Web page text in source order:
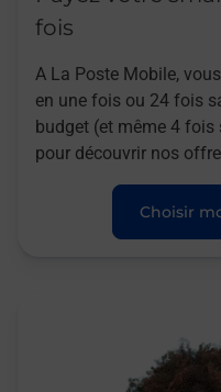
fois
A La Poste Mobile,
en une fois ou 24 fois
budget (et même 4 fois
pour découvrir nos
Choisir